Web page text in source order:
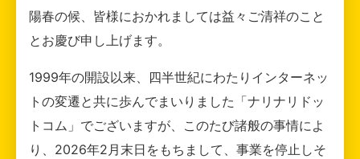
陽春の候、皆様におかれましては益々ご清祥のこと
とお慶び申し上げます。
1999年の開設以来、四半世紀にわたりインターネッ
トの変遷と共に歩んでまいりました「ナリナリドッ
トコム」でございますが、このたび諸般の事情によ
り、2026年2月末日をもちまして、事業を停止しそ